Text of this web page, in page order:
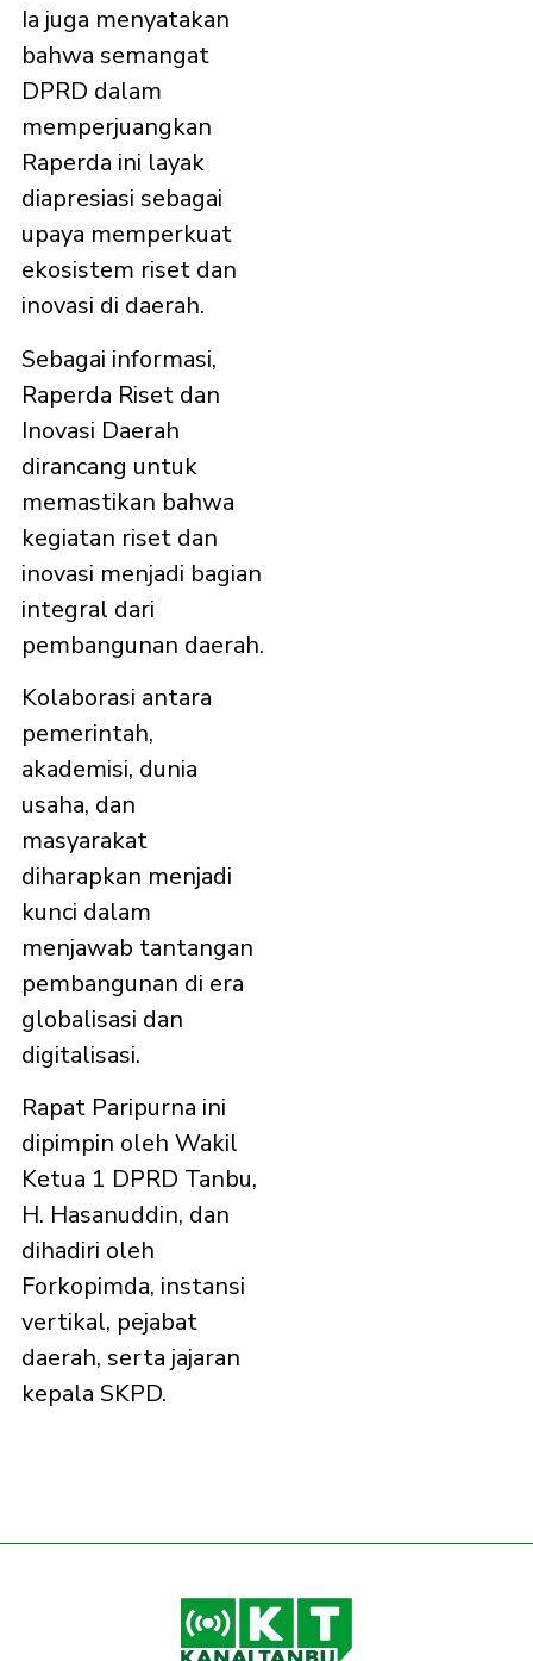
Ia juga menyatakan
bahwa semangat
DPRD dalam
memperjuangkan
Raperda ini layak
diapresiasi sebagai
upaya memperkuat
ekosistem riset dan
inovasi di daerah.
Sebagai informasi,
Raperda Riset dan
Inovasi Daerah
dirancang untuk
memastikan bahwa
kegiatan riset dan
inovasi menjadi bagian
integral dari
pembangunan daerah.
Kolaborasi antara
pemerintah,
akademisi, dunia
usaha, dan
masyarakat
diharapkan menjadi
kunci dalam
menjawab tantangan
pembangunan di era
globalisasi dan
digitalisasi.
Rapat Paripurna ini
dipimpin oleh Wakil
Ketua 1 DPRD Tanbu,
H. Hasanuddin, dan
dihadiri oleh
Forkopimda, instansi
vertikal, pejabat
daerah, serta jajaran
kepala SKPD.